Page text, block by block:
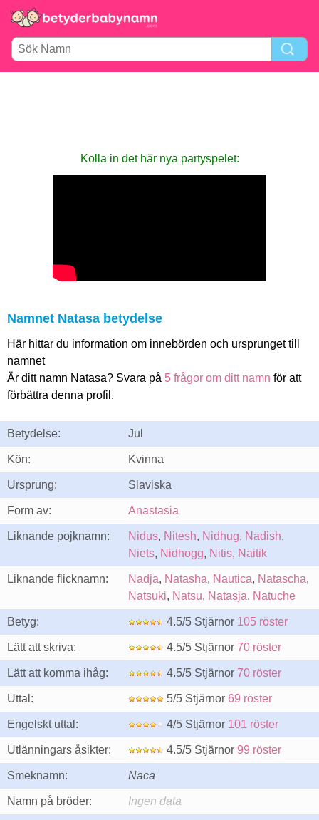
Kolla in det här nya party­spelet:
Namnet Natasa betydelse
Här hittar du information om innebörden och ursprunget till
namnet
Är ditt namn Natasa? Svara på 5 frågor om ditt namn för att
förbättra denna profil.
Betydelse: Jul
Kön: Kvinna
Ursprung: Slaviska
Form av: Anastasia
Liknande pojknamn: Nidus, Nitesh, Nidhug, Nadish,
Niets, Nidhogg, Nitis, Naitik
Liknande flicknamn: Nadja, Natasha, Nautica, Natascha,
Natsuki, Natsu, Natasja, Natuche
Betyg: 4.5/5 Stjärnor 105 röster
Lätt att skriva: 4.5/5 Stjärnor 70 röster
Lätt att komma ihåg: 4.5/5 Stjärnor 70 röster
Uttal: 5/5 Stjärnor 69 röster
Engelskt uttal: 4/5 Stjärnor 101 röster
Utlänningars åsikter: 4.5/5 Stjärnor 99 röster
Smeknamn: Naca
Namn på bröder: Ingen data